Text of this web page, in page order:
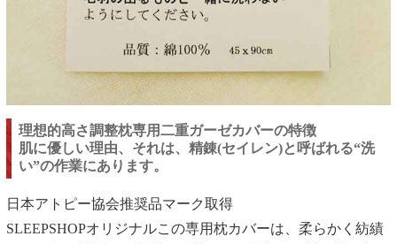
理想的高さ調整枕専用二重ガーゼカバーの特徴
肌に優しい理由、それは、精錬(セイレン)と呼ばれる“洗
い”の作業にあります。
日本アトピー協会推奨品マーク取得
SLEEPSHOPオリジナルこの専用枕カバーは、柔らかく紡績